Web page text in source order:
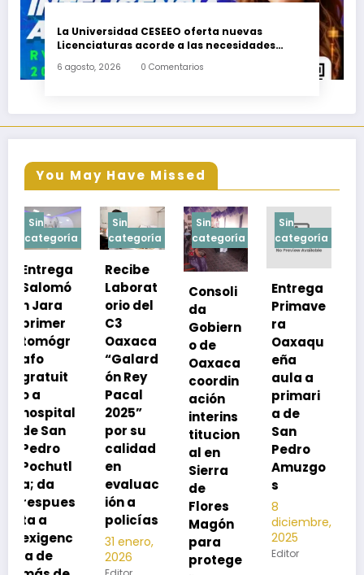
La Universidad CESEEO oferta nuevas
Licenciaturas acorde a las necesidades
nivel medio superior
6 agosto, 2026 0 Comentarios
You May Have Missed
Sin
categoría
Recibe
Laborat
orio del
C3
Oaxaca
“Galard
ón Rey
Pacal
2025”
por su
calidad
en
evaluac
ión a
policías
31 enero,
2026
Sin
categoría
Consoli
da
Gobiern
o de
Oaxaca
coordin
ación
interins
titucion
al en
Sierra
de
Flores
Magón
para
protege
Sin
categoría
Entrega
Primave
ra
Oaxaqu
eña
aula a
primari
a de
San
Pedro
Amuzgo
s
8
diciembre,
2025
Editor
Sin
categoría
Exhorta
SSO a
vacuna
rse de
neumoc
oco
para
preveni
r la
neumon
ía
2025
Editor